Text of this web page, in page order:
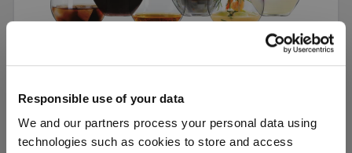
Responsible use of your data
We and our partners process your personal data using
technologies such as cookies to store and access
SPIEGELAU Authentis Casual All Purpose
Tumbler